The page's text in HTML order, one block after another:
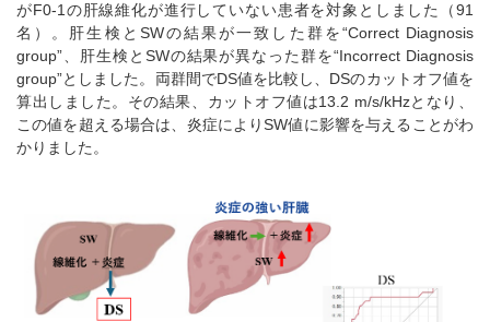
がF0-1の肝線維化が進行していない患者を対象としました（91
名）。肝生検とSWの結果が一致した群を“Correct Diagnosis
group”、肝生検とSWの結果が異なった群を“Incorrect Diagnosis
group”としました。両群間でDS値を比較し、DSのカットオフ値を
算出しました。その結果、カットオフ値は13.2 m/s/kHzとなり、
この値を超える場合は、炎症によりSW値に影響を与えることがわ
かりました。